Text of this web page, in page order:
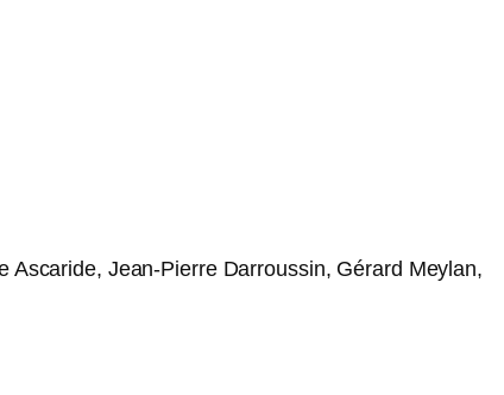
Jean-Pierre Darroussin, Gérard Meylan,